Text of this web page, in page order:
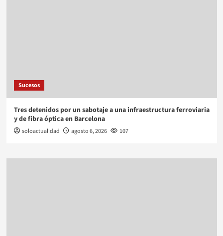
Sucesos
Tres detenidos por un sabotaje a una infraestructura ferroviaria
y de fibra óptica en Barcelona
soloactualidad agosto 6, 2026 107